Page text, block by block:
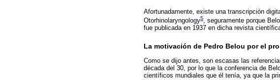
Afortunadamente, existe una transcripción
Otorhinolaryngology5
, seguramente porque
fue publicada en 1937 en dicha revista
La motivación de Pedro Belou por el
Como se dijo antes, son escasas las
década del 30, por lo que la conferencia de
científicos mundiales que él tenía, ya que la